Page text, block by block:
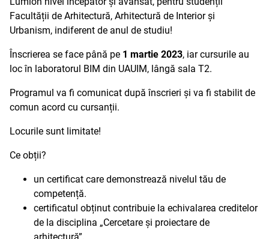
Facultății de Arhitectură, Arhitectură de Interior și
Urbanism, indiferent de anul de studiu!
Înscrierea se face până pe 1 martie 2023, iar cursurile au
loc în laboratorul BIM din UAUIM, lângă sala T2.
Programul va fi comunicat după înscrieri și va fi stabilit de
comun acord cu cursanții.
Locurile sunt limitate!
Ce obții?
un certificat care demonstrează nivelul tău de
competență.
certificatul obținut contribuie la echivalarea creditelor
de la disciplina „Cercetare și proiectare de